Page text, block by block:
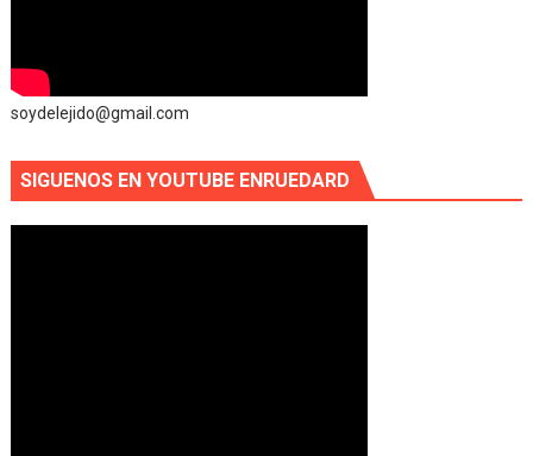
soydelejido@gmail.com
SIGUENOS EN YOUTUBE ENRUEDARD